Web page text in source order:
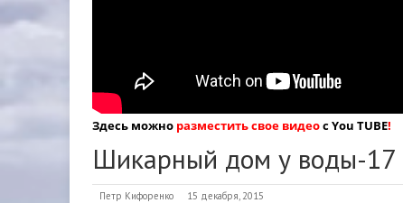
Здесь можно разместить свое видеос You TUBE!
Шикарный дом у воды-17
Петр Кифоренко 15 декабря, 2015